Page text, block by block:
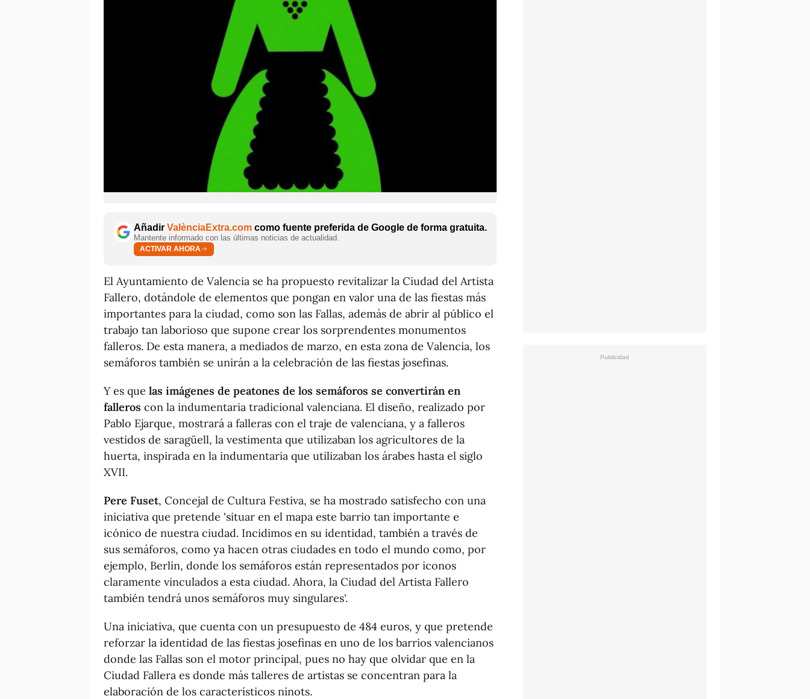
Añadir ValènciaExtra.com como fuente preferida de Google de forma gratuita.
Mantente informado con las últimas noticias de actualidad.
ACTIVAR AHORA
El Ayuntamiento de Valencia se ha propuesto revitalizar la Ciudad del Artista
Fallero, dotándole de elementos que pongan en valor una de las fiestas más
importantes para la ciudad, como son las Fallas, además de abrir al público el
trabajo tan laborioso que supone crear los sorprendentes monumentos
falleros. De esta manera, a mediados de marzo, en esta zona de Valencia, los
semáforos también se unirán a la celebración de las fiestas josefinas.
Y es que las imágenes de peatones de los semáforos se convertirán en
falleros con la indumentaria tradicional valenciana. El diseño, realizado por
Pablo Ejarque, mostrará a falleras con el traje de valenciana, y a falleros
vestidos de saragüell, la vestimenta que utilizaban los agricultores de la
huerta, inspirada en la indumentaria que utilizaban los árabes hasta el siglo
XVII.
Pere Fuset, Concejal de Cultura Festiva, se ha mostrado satisfecho con una
iniciativa que pretende 'situar en el mapa este barrio tan importante e
icónico de nuestra ciudad. Incidimos en su identidad, también a través de
sus semáforos, como ya hacen otras ciudades en todo el mundo como, por
ejemplo, Berlín, donde los semáforos están representados por iconos
claramente vinculados a esta ciudad. Ahora, la Ciudad del Artista Fallero
también tendrá unos semáforos muy singulares'.
Una iniciativa, que cuenta con un presupuesto de 484 euros, y que pretende
reforzar la identidad de las fiestas josefinas en uno de los barrios valencianos
donde las Fallas son el motor principal, pues no hay que olvidar que en la
Ciudad Fallera es donde más talleres de artistas se concentran para la
elaboración de los característicos ninots.